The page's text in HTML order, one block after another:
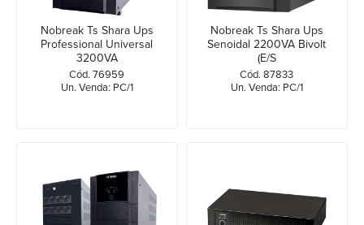
Nobreak Ts Shara Ups
Professional Universal
3200VA
Cód. 76959
Un. Venda: PC/1
Nobreak Ts Shara Ups
Senoidal 2200VA Bivolt
(E/S
Cód. 87833
Un. Venda: PC/1